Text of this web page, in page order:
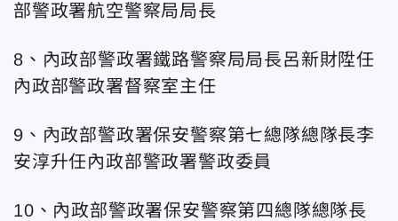
部警政署航空警察局局長
8、內政部警政署鐵路警察局局長呂新財陞任
內政部警政署督察室主任
9、內政部警政署保安警察第七總隊總隊長李
安淳升任內政部警政署警政委員
10、內政部警政署保安警察第四總隊總隊長